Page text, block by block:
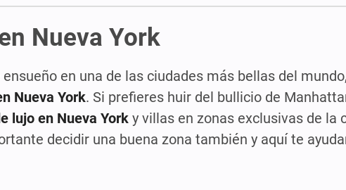
Nueva York
en una de las ciudades más bellas del
Nueva York. Si prefieres huir del bullicio de
lujo en Nueva York y villas en zonas exclusivas de la
decidir una buena zona también y aquí te